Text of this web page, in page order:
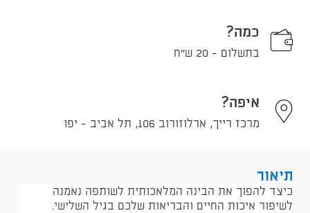
כמה?
בתשלום - 20 ש''ח
איפה?
מרכז רייך, ארלוזורוב 106, תל אביב - יפו
תיאור
כיצד להפוך את הבינה המלאכותית לשותפה נאמנה
לשיפור איכות החיים והבריאות שלכם בגיל השלישי.